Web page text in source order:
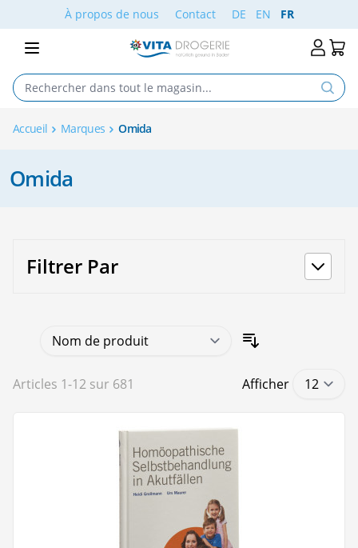
Aller au contenuÀ propos de nous Contact DE EN FR
Accueil Marques Omida
Omida
Filtrer Par
Articles 1-12 sur 681 Afficher